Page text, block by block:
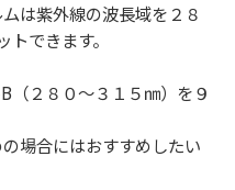
は紫外線の波長域を２８
できます。
（２８０～３１５㎚）を９
場合にはおすすめしたい